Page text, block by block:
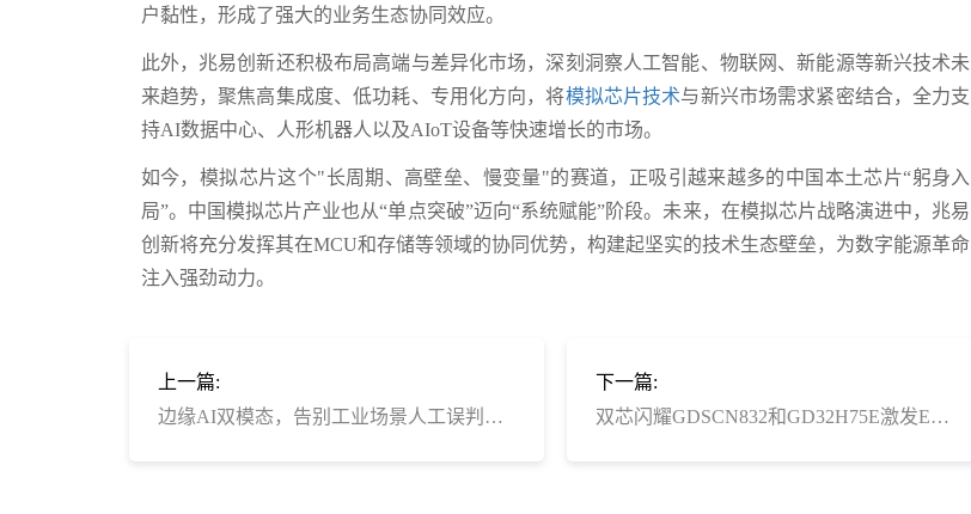
户黏性，形成了强大的业务生态协同效应。
此外，兆易创新还积极布局高端与差异化市场，深刻洞察人工智能、物联网、新能源等新兴技术未
来趋势，聚焦高集成度、低功耗、专用化方向，将模拟芯片技术与新兴市场需求紧密结合，全力支
持AI数据中心、人形机器人以及AIoT设备等快速增长的市场。
如今，模拟芯片这个"长周期、高壁垒、慢变量"的赛道，正吸引越来越多的中国本土芯片“躬身入
局”。中国模拟芯片产业也从“单点突破”迈向“系统赋能”阶段。未来，在模拟芯片战略演进中，兆易
创新将充分发挥其在MCU和存储等领域的协同优势，构建起坚实的技术生态壁垒，为数字能源革命
注入强劲动力。
上一篇:
边缘AI双模态，告别工业场景人工误判！兆易创新多芯片融合方案让磁瓦缺陷无处可藏
下一篇:
双芯闪耀GDSCN832和GD32H75E激发EtherCAT®更强威力